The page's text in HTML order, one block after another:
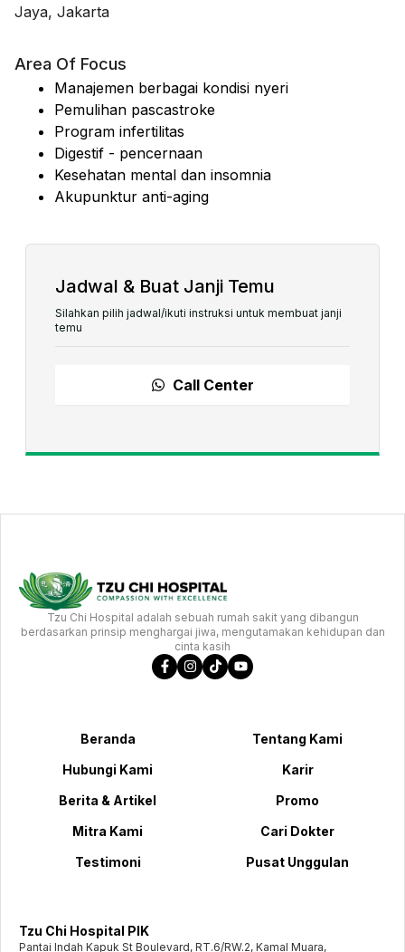
Jaya, Jakarta
Area Of Focus
Manajemen berbagai kondisi nyeri
Pemulihan pascastroke
Program infertilitas
Digestif - pencernaan
Kesehatan mental dan insomnia
Akupunktur anti-aging
Jadwal & Buat Janji Temu
Silahkan pilih jadwal/ikuti instruksi untuk membuat janji
temu
Call Center
Tzu Chi Hospital adalah sebuah rumah sakit yang dibangun
berdasarkan prinsip menghargai jiwa, mengutamakan kehidupan dan
cinta kasih
Beranda
Tentang Kami
Hubungi Kami
Karir
Berita & Artikel
Promo
Mitra Kami
Cari Dokter
Testimoni
Pusat Unggulan
Tzu Chi Hospital PIK
Pantai Indah Kapuk St Boulevard, RT.6/RW.2, Kamal Muara,